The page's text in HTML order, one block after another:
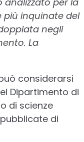
più inquinate del
negli
La
considerarsi
Dipartimento di
di scienze
di